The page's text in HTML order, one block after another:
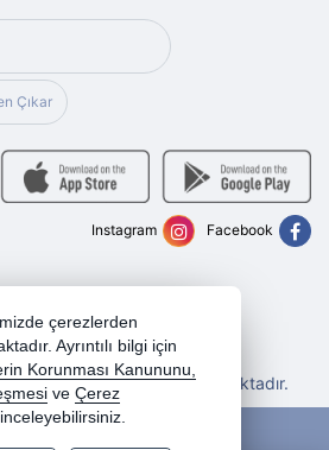
Çıkar
- Tüm hakları saklıdır.
SSL sertifikası ile korunmaktadır.
Facebook
Instagram
hazırlanmıştır.
çerezlerden
Ayrıntılı bilgi için
Korunması Kanununu,
ve Çerez
inceleyebilirsiniz.